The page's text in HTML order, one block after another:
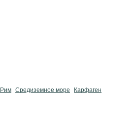
Рим Средиземное море
Карфаген